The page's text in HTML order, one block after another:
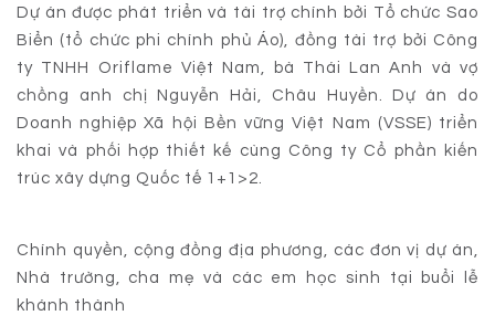
Dự án được phát triển và tài trợ chính bởi Tổ chức Sao
Biển (tổ chức phi chính phủ Áo), đồng tài trợ bởi Công
ty TNHH Oriflame Việt Nam, bà Thái Lan Anh và vợ
chồng anh chị Nguyễn Hải, Châu Huyền. Dự án do
Doanh nghiệp Xã hội Bền vững Việt Nam (VSSE) triển
khai và phối hợp thiết kế cùng Công ty Cổ phần kiến
trúc xây dựng Quốc tế 1+1>2.
Chính quyền, cộng đồng địa phương, các đơn vị dự án,
Nhà trường, cha mẹ và các em học sinh tại buổi lễ
khánh thành